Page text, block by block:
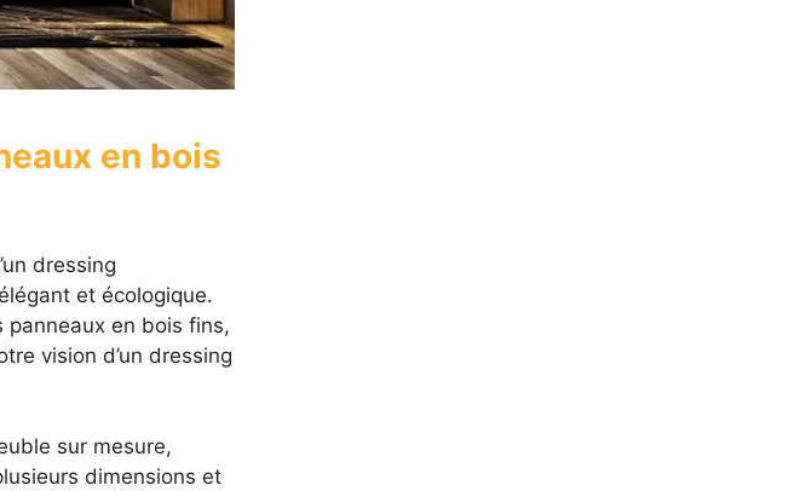
en bois
dressing
et écologique.
en bois fins,
vision d’un dressing
sur mesure,
dimensions et